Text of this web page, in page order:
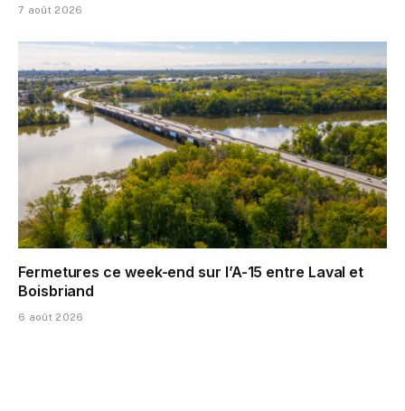
7 août 2026
Fermetures ce week-end sur l’A-15 entre Laval et
Boisbriand
6 août 2026